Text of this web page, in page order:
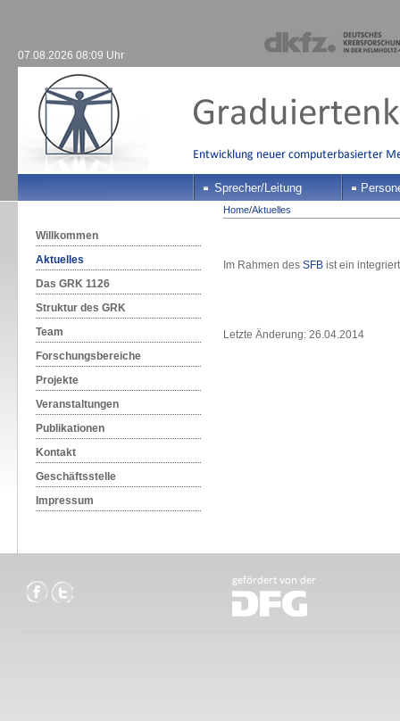
07.08.2026 08:09 Uhr
Sprecher/Leitung
Willkommen
Aktuelles
Das GRK 1126
Struktur des GRK
Team
Forschungsbereiche
Projekte
Veranstaltungen
Publikationen
Kontakt
Geschäftsstelle
Impressum
Home/Aktuelles
Im Rahmen des SFBist ein
Letzte Änderung: 26.04.2014